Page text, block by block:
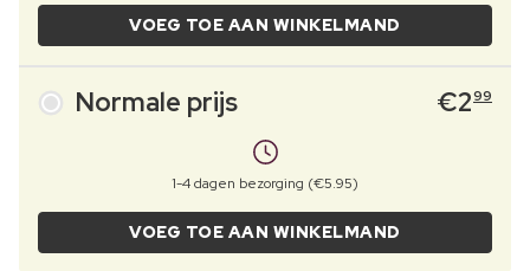
VOEG TOE AAN WINKELMAND
Normale prijs €299
1-4 dagen bezorging (€5.95)
VOEG TOE AAN WINKELMAND